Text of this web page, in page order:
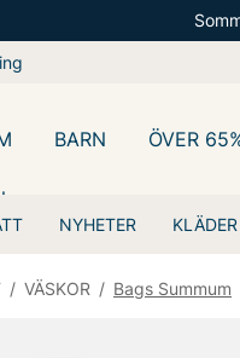
NYHETER KLÄDER
BARN ÖVER
/ VÄSKOR / Bags Summum